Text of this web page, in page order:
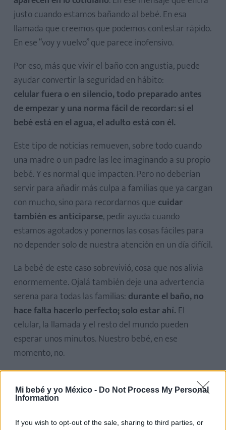
Mi bebé y yo México - Do Not Process My Personal
Information
If you wish to opt-out of the sale, sharing to third parties, or
justo cuando estamos bañando al bebé. En esa
llamada que creemos que podemos contestar rápido.
En ese “voy y vuelvo” que parece inofensivo.
Por eso, más que vivir el baño con angustia, puede
ayudar convertir la seguridad en hábito:
celular fuera o en silencio, todo preparado antes
de empezar y una norma fácil de recordar: si el
bebé está en el agua, el adulto está con él.
Este tipo de noticias remueven, sobre todo cuando
una madre o un padre las lee imaginando a su propio
bebé. Y es normal que impacten. Pero no deberían
servir para añadir más culpa a familias que ya cargan
con mucho, sino para recordarnos que cuidar
también es anticiparse, pedir ayuda cuando
estamos agotados y ponernos las cosas fáciles para
no depender solo de nuestra atención en un día difícil.
La bebé de este caso sobrevivió, cosa que nos alivia
enormemente. Ojalá también deje una advertencia
serena para todas las familias: durante el baño, no
hace falta hacerlo perfecto; solo estar ahí. El
celular, la llamada y el resto del mundo pueden
esperar unos minutos. Nuestro bebé, en ese
momento, no.
Te puede interesar…